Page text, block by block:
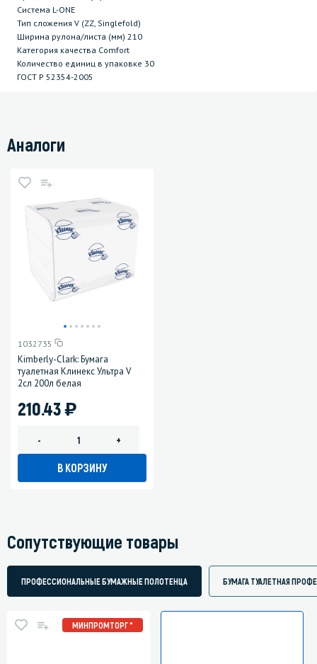
Система L-ONE
Тип сложения V (ZZ, Singlefold)
Ширина рулона/листа (мм) 210
Категория качества Comfort
Количество единиц в упаковке 30
ГОСТ P 52354-2005
Аналоги
1032735
Kimberly-Clark: Бумага
туалетная Клинекс Ультра V
2сл 200л белая
210.43)
- +
В КОРЗИНУ
Сопутствующие товары
ПРОФЕССИОНАЛЬНЫЕ БУМАЖНЫЕ ПОЛОТЕНЦА БУМАГА ТУАЛЕТНАЯ
МИНПРОМТОРГ *